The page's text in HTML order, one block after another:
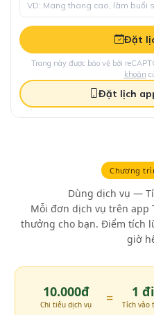
Chương
Dùng dịch vụ —
Mỗi đơn dịch vụ trên app
thưởng cho bạn. Điểm tích
giờ
10.000đ
Chi tiêu dịch vụ = 1
Tích vào